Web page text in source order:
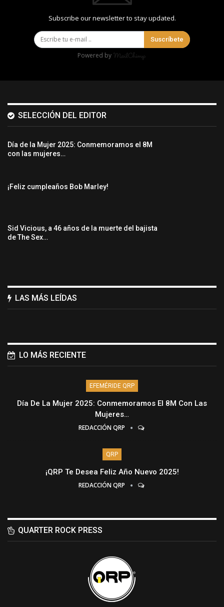
Subscribe our newsletter to stay updated.
Suscríbete
Powered by
SELECCIÓN DEL EDITOR
Día de la Mujer 2025: Conmemoramos el 8M
con las mujeres…
¡Feliz cumpleaños Bob Marley!
Sid Vicious, a 46 años de la muerte del bajista
de The Sex…
LAS MÁS LEÍDAS
LO MÁS RECIENTE
EFEMÉRIDE QRP
Día De La Mujer 2025: Conmemoramos El 8M Con Las
Mujeres…
REDACCIÓN QRP
QRP
¡QRP Te Desea Feliz Año Nuevo 2025!
REDACCIÓN QRP
QUARTER ROCK PRESS